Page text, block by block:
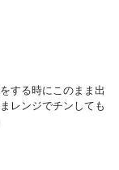
する時にこのまま出
レンジでチンしても